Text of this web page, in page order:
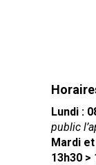
Lundi :
public
Mardi
13h30 >